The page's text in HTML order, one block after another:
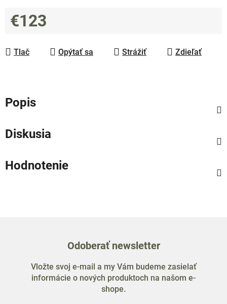
€123
Tlač
Opýtať sa Strážiť Zdieľať
Popis
Diskusia
Hodnotenie
Odoberať newsletter
Vložte svoj e-mail a my Vám budeme zasielať
informácie o nových produktoch na našom e-
shope.